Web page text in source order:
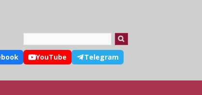
YouTube Telegram